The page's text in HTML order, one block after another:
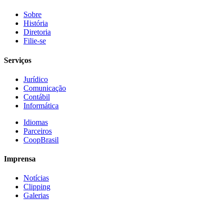
Sobre
História
Diretoria
Filie-se
Serviços
Jurídico
Comunicação
Contábil
Informática
Idiomas
Parceiros
CoopBrasil
Imprensa
Notícias
Clipping
Galerias